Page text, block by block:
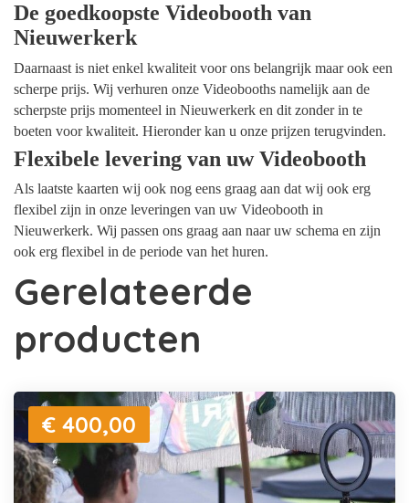
De goedkoopste Videobooth van
Nieuwerkerk
Daarnaast is niet enkel kwaliteit voor ons belangrijk maar ook een
scherpe prijs. Wij verhuren onze Videobooths namelijk aan de
scherpste prijs momenteel in Nieuwerkerk en dit zonder in te
boeten voor kwaliteit. Hieronder kan u onze prijzen terugvinden.
Flexibele levering van uw Videobooth
Als laatste kaarten wij ook nog eens graag aan dat wij ook erg
flexibel zijn in onze leveringen van uw Videobooth in
Nieuwerkerk. Wij passen ons graag aan naar uw schema en zijn
ook erg flexibel in de periode van het huren.
Gerelateerde
producten
€ 400,00